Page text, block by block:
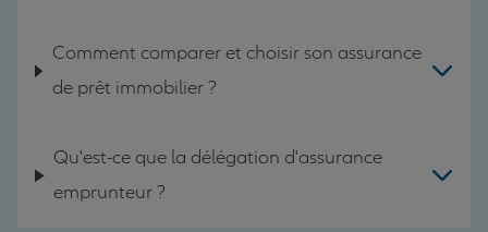
Comment comparer et choisir son assurance
de prêt immobilier ?
Qu'est-ce que la délégation d'assurance
emprunteur ?